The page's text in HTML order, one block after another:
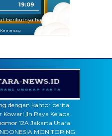
19:09
berikutnya hari ini.
dengan kantor berita
Kowari jln Raya Kelapa
12A Jakarta Utara
MONITORING